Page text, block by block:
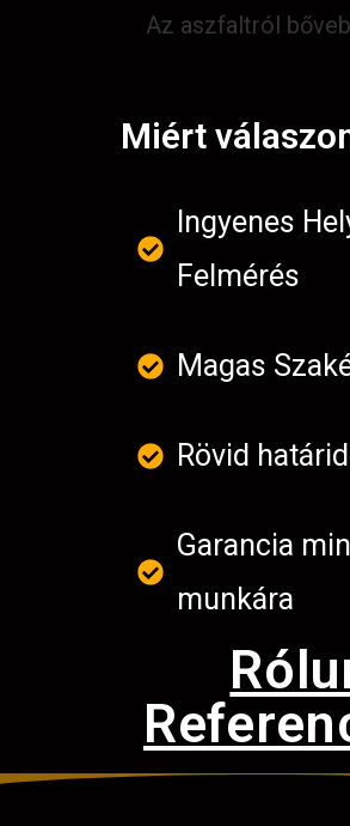
Az aszfaltról
Miért
Ingyenes
Felmérés
Magas
Rövid
Garancia
munkára